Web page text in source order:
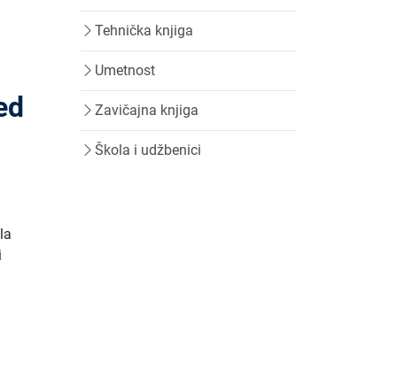
Tehnička knjiga
Umetnost
Zavičajna knjiga
Škola i udžbenici